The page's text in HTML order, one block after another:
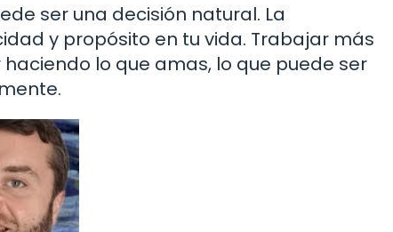
ser una decisión natural. La
y propósito en tu vida. Trabajar más
lo que amas, lo que puede ser